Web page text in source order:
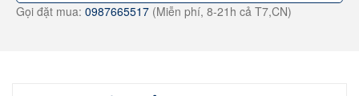
Gọi đặt mua: 0987665517 (Miễn phí, 8-21h cả T7,CN)